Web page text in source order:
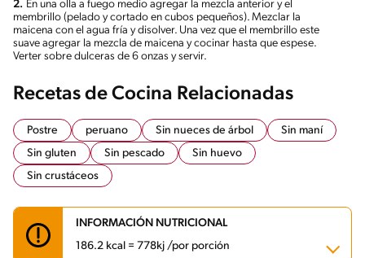
2. En una olla a fuego medio agregar la mezcla anterior y el
membrillo (pelado y cortado en cubos pequeños). Mezclar la
maicena con el agua fría y disolver. Una vez que el membrillo este
suave agregar la mezcla de maicena y cocinar hasta que espese.
Verter sobre dulceras de 6 onzas y servir.
Recetas de Cocina Relacionadas
Postre peruano Sin nueces de árbol
Sin maní
Sin gluten
Sin pescado
Sin huevo
Sin crustáceos
INFORMACIÓN NUTRICIONAL
186.2 kcal = 778kj /por porción